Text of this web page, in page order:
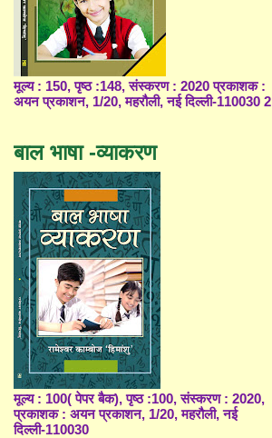
मूल्य : 150, पृष्ठ :148, संस्करण : 2020 प्रकाशक :
अयन प्रकाशन, 1/20, महरौली, नई दिल्ली-110030 2
बाल भाषा -व्याकरण
मूल्य : 100( पेपर बैक), पृष्ठ :100, संस्करण : 2020,
प्रकाशक : अयन प्रकाशन, 1/20, महरौली, नई
दिल्ली-110030